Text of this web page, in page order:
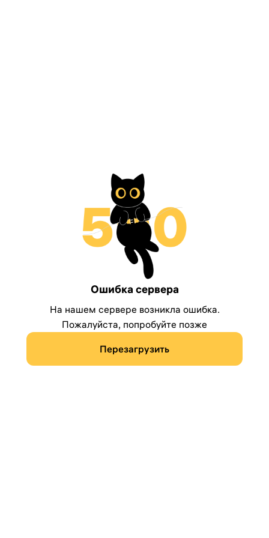
Ошибка сервера
На нашем сервере возникла ошибка.
Пожалуйста, попробуйте позже
Перезагрузить